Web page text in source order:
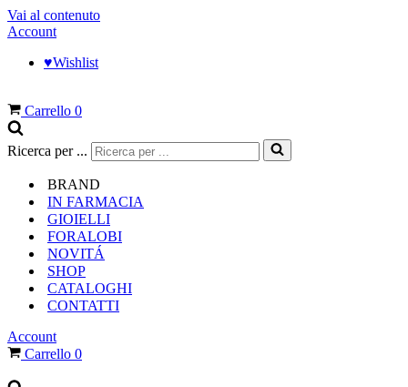
Vai al contenuto
Account
♥︎Wishlist
Carrello 0
Ricerca per ...
BRAND
IN FARMACIA
GIOIELLI
FORALOBI
NOVITÁ
SHOP
CATALOGHI
CONTATTI
Account
Carrello 0